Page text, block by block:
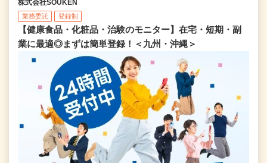
株式会社SOUKEN
業務委託 登録制
【健康食品・化粧品・治験のモニター】在宅・短期・副
業に最適◎まずは簡単登録！＜九州・沖縄＞